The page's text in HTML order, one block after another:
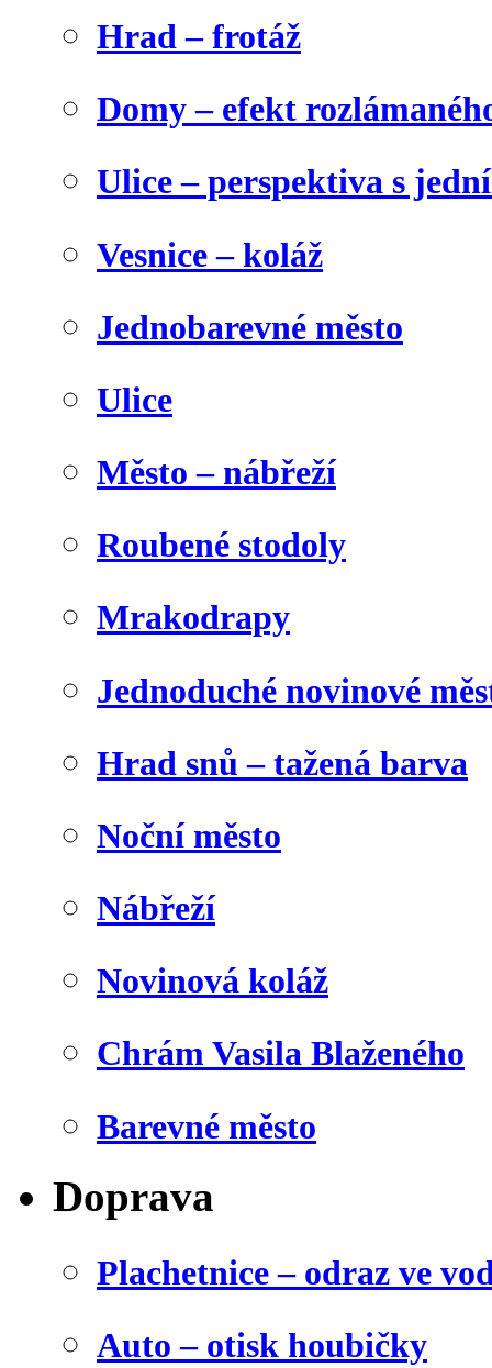
Hrad – frotáž
Domy – efekt
Ulice – perspektiva s
Vesnice – koláž
Jednobarevné město
Ulice
Město – nábřeží
Roubené stodoly
Mrakodrapy
Jednoduché novinové
Hrad snů – tažená barva
Noční město
Nábřeží
Novinová koláž
Chrám Vasila Blaženého
Barevné město
Doprava
Plachetnice – odraz ve
Auto – otisk houbičky